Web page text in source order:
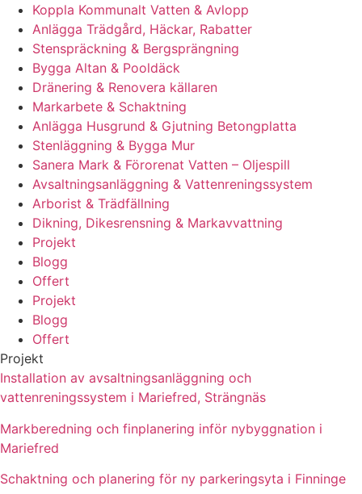
Koppla Kommunalt Vatten & Avlopp
Anlägga Trädgård, Häckar, Rabatter
Stenspräckning & Bergsprängning
Bygga Altan & Pooldäck
Dränering & Renovera källaren
Markarbete & Schaktning
Anlägga Husgrund & Gjutning Betongplatta
Stenläggning & Bygga Mur
Sanera Mark & Förorenat Vatten – Oljespill
Avsaltningsanläggning & Vattenreningssystem
Arborist & Trädfällning
Dikning, Dikesrensning & Markavvattning
Projekt
Blogg
Offert
Projekt
Blogg
Offert
Projekt
Installation av avsaltningsanläggning och
vattenreningssystem i Mariefred, Strängnäs
Markberedning och finplanering inför nybyggnation i
Mariefred
Schaktning och planering för ny parkeringsyta i Finninge